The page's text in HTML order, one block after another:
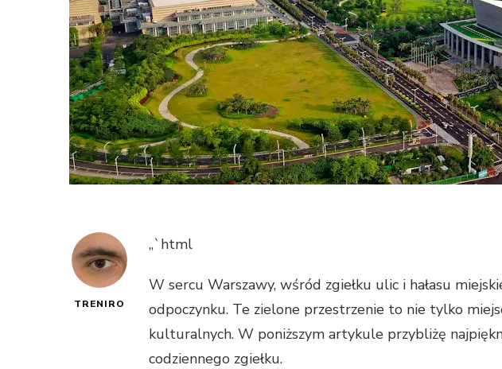
TRENIRO
„`html
W sercu Warszawy, wśród zgiełku ulic i hałasu
odpoczynku. Te zielone przestrzenie to nie tylko
kulturalnych. W poniższym artykule przybliżę
codziennego zgiełku.